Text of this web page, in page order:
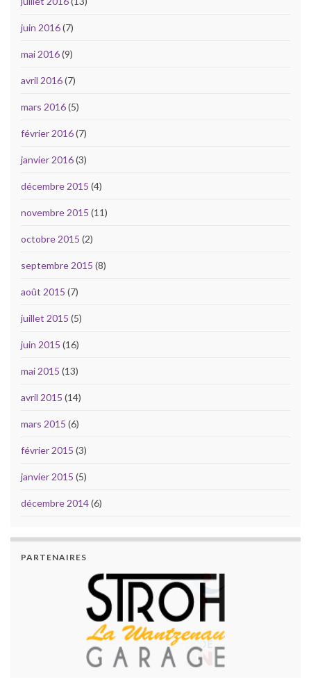
juin 2016(7)
mai 2016(9)
avril 2016(7)
mars 2016(5)
février 2016(7)
janvier 2016(3)
décembre 2015 (4)
novembre 2015 (11)
octobre 2015 (2)
septembre 2015 (8)
août 2015 (7)
juillet 2015 (5)
juin 2015 (16)
mai 2015 (13)
avril 2015 (14)
mars 2015 (6)
février 2015 (3)
janvier 2015 (5)
décembre 2014(6)
PARTENAIRES